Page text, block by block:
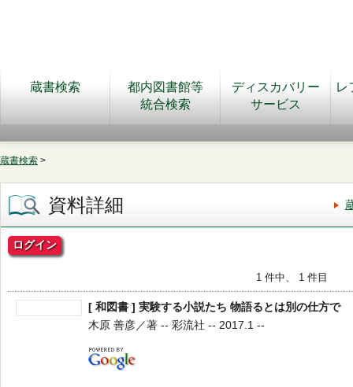
蔵書検索
都内図書館等
統合検索
ディスカバリー
サービス
レ
蔵書検索 >
資料詳細
ログイン
1 件中、 1 件目
[ 和図書 ] 実験する小説たち 物語るとは別の仕方で
木原 善彦／著 -- 彩流社 -- 2017.1 --